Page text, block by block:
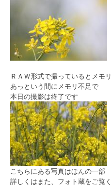
ＲＡＷ形式で撮っているとメモ
あっという間にメモリ不足で
本日の撮影は終了です
こちらにある写真はほんの一部
詳しくはまた、フォト蔵をご覧